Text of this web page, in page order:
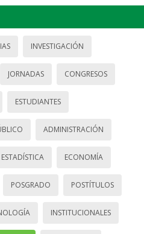
INVESTIGACIÓN
JORNADAS CONGRESOS
ESTUDIANTES
ADMINISTRACIÓN
ESTADÍSTICA ECONOMÍA
POSGRADO POSTÍTULOS
INSTITUCIONALES